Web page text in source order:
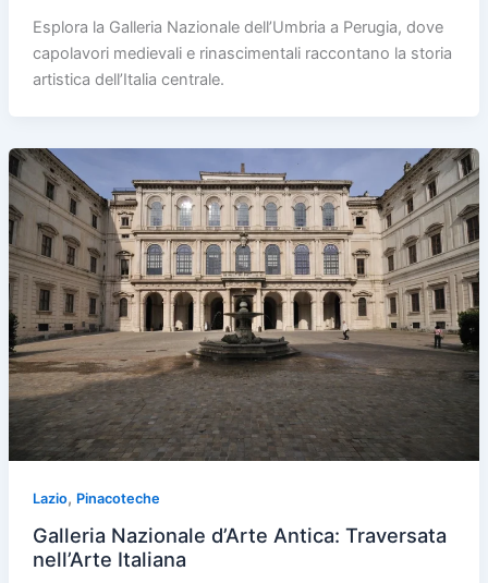
Esplora la Galleria Nazionale dell’Umbria a Perugia, dove
capolavori medievali e rinascimentali raccontano la storia
artistica dell’Italia centrale.
Lazio, Pinacoteche
Galleria Nazionale d’Arte Antica: Traversata
nell’Arte Italiana